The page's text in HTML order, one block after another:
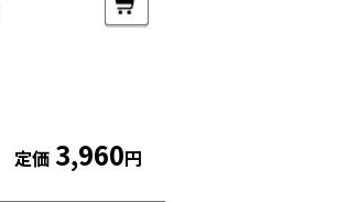
定価 3,960円